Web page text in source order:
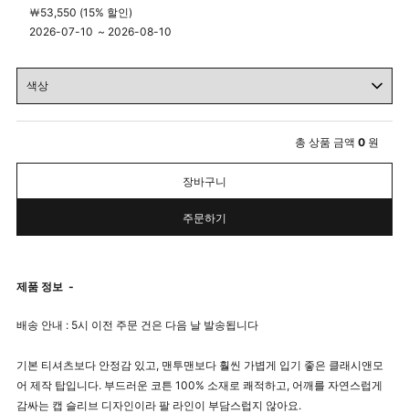
￦53,550 (15% 할인)
2026-07-10 ~ 2026-08-10
총 상품 금액 0 원
장바구니
주문하기
제품 정보 -
배송 안내 : 5시 이전 주문 건은 다음 날 발송됩니다
기본 티셔츠보다 안정감 있고, 맨투맨보다 훨씬 가볍게 입기 좋은 클래시앤모
어 제작 탑입니다. 부드러운 코튼 100% 소재로 쾌적하고, 어깨를 자연스럽게
감싸는 캡 슬리브 디자인이라 팔 라인이 부담스럽지 않아요.